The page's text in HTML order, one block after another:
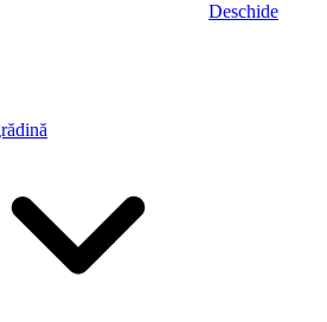
Deschide